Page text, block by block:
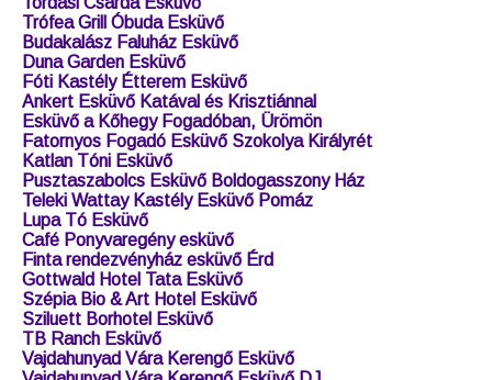
Trófea Grill Óbuda Esküvő
Budakalász Faluház Esküvő
Duna Garden Esküvő
Fóti Kastély Étterem Esküvő
Ankert Esküvő Katával és Krisztiánnal
Esküvő a Kőhegy Fogadóban, Ürömön
Fatornyos Fogadó Esküvő Szokolya Királyrét
Katlan Tóni Esküvő
Pusztaszabolcs Esküvő Boldogasszony Ház
Teleki Wattay Kastély Esküvő Pomáz
Lupa Tó Esküvő
Café Ponyvaregény esküvő
Finta rendezvényház esküvő Érd
Gottwald Hotel Tata Esküvő
Szépia Bio & Art Hotel Esküvő
Sziluett Borhotel Esküvő
TB Ranch Esküvő
Vajdahunyad Vára Kerengő Esküvő